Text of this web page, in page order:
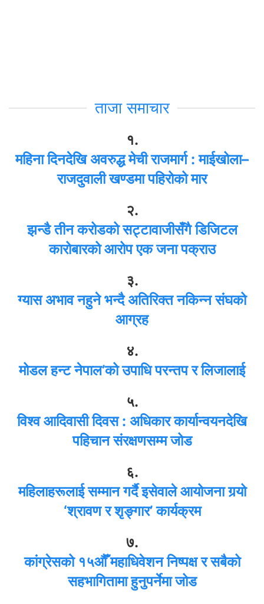
ताजा समाचार
१.
महिना दिनदेखि अवरुद्ध मेची राजमार्ग : माईखोला–
राजदुवाली खण्डमा पहिरोको मार
२.
झन्डै तीन करोडको सट्टावाजीसँगै डिजिटल
कारोबारको आरोप एक जना पक्राउ
३.
ग्यास अभाव नहुने भन्दै अतिरिक्त नकिन्न संघको
आग्रह
४.
मोडल हन्ट नेपाल’को उपाधि परन्तप र लिजालाई
५.
विश्व आदिवासी दिवस : अधिकार कार्यान्वयनदेखि
पहिचान संरक्षणसम्म जोड
६.
महिलाहरूलाई सम्मान गर्दै इसेवाले आयोजना गर्‍यो
‘श्रावण र शृङ्गार’ कार्यक्रम
७.
कांग्रेसको १५औँ महाधिवेशन निष्पक्ष र सबैको
सहभागितामा हुनुपर्नेमा जोड